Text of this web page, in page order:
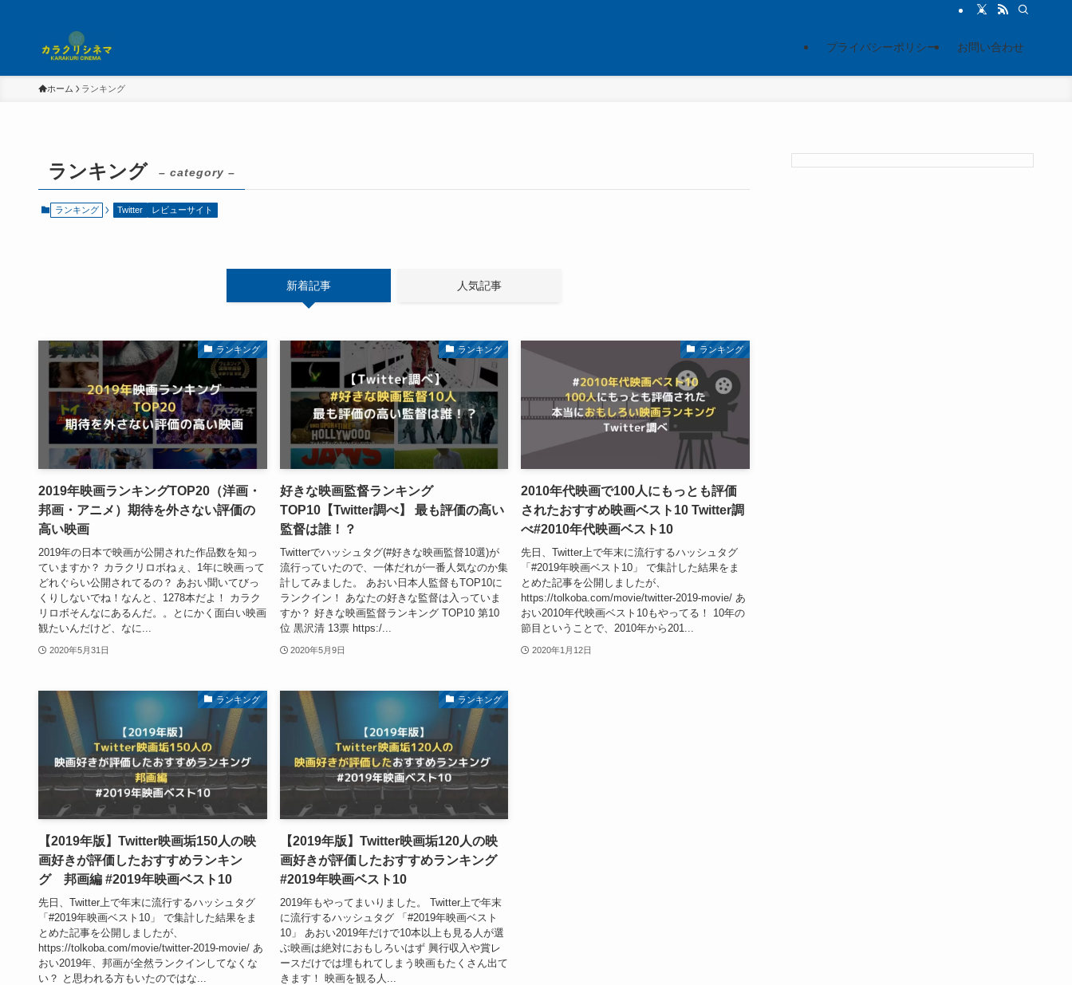
プライバシーポリシー お問い合わせ
ホーム ランキング
ランキング – category –
ランキング Twitter レビューサイト
新着記事 人気記事
ランキング
2019年映画ランキングTOP20（洋画・
邦画・アニメ）期待を外さない評価の
高い映画
2019年の日本で映画が公開された作品数を知っ
ていますか？ カラクリロボねぇ、1年に映画って
どれぐらい公開されてるの？ あおい聞いてびっ
くりしないでね！なんと、1278本だよ！ カラク
リロボそんなにあるんだ。。とにかく面白い映画
観たいんだけど、なに...
2020年5月31日
ランキング
好きな映画監督ランキング
TOP10【Twitter調べ】 最も評価の高い
監督は誰！？
Twitterでハッシュタグ(#好きな映画監督10選)が
流行っていたので、一体だれが一番人気なのか集
計してみました。 あおい日本人監督もTOP10に
ランクイン！ あなたの好きな監督は入っていま
すか？ 好きな映画監督ランキング TOP10 第10
位 黒沢清 13票 https:/...
2020年5月9日
ランキング
2010年代映画で100人にもっとも評価
されたおすすめ映画ベスト10 Twitter調
べ#2010年代映画ベスト10
先日、Twitter上で年末に流行するハッシュタグ
「#2019年映画ベスト10」 で集計した結果をま
とめた記事を公開しましたが、
https://tolkoba.com/movie/twitter-2019-movie/ あ
おい2010年代映画ベスト10もやってる！ 10年の
節目ということで、2010年から201...
2020年1月12日
ランキング
【2019年版】Twitter映画垢150人の映
画好きが評価したおすすめランキン
グ 邦画編 #2019年映画ベスト10
先日、Twitter上で年末に流行するハッシュタグ
「#2019年映画ベスト10」 で集計した結果をま
とめた記事を公開しましたが、
https://tolkoba.com/movie/twitter-2019-movie/ あ
おい2019年、邦画が全然ランクインしてなくな
い？ と思われる方もいたのではな...
ランキング
【2019年版】Twitter映画垢120人の映
画好きが評価したおすすめランキング
#2019年映画ベスト10
2019年もやってまいりました。 Twitter上で年末
に流行するハッシュタグ 「#2019年映画ベスト
10」 あおい2019年だけで10本以上も見る人が選
ぶ映画は絶対におもしろいはず 興行収入や賞レ
ースだけでは埋もれてしまう映画もたくさん出て
きます！ 映画を観る人...